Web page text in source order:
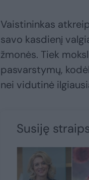
Vaistininkas
savo kasdienį
žmonės. Tiek
pasvarstymų,
nei vidutinė
Susiję